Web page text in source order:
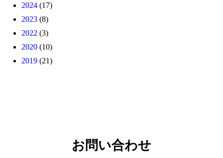
2024 (17)
2023 (8)
2022 (3)
2020 (10)
2019 (21)
お問い合わせ